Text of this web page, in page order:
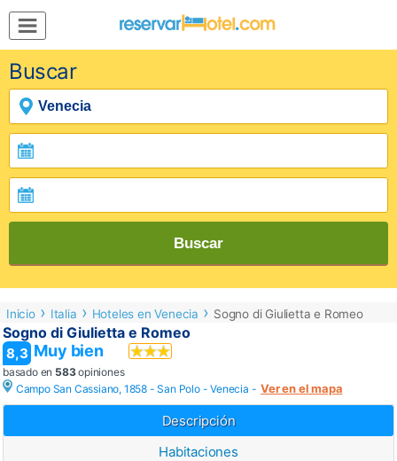
MENÚ
Inicio
Mi
Reserva
Grupos
Inspírate
Buscar
Buscar
Inicio Italia Hoteles en Venecia Sogno di Giulietta e Romeo
Sogno di Giulietta e Romeo
8,3 Muy bien
basado en 583opiniones
Campo San Cassiano, 1858 - San Polo -Venecia - Ver en el mapa
Descripción
Habitaciones